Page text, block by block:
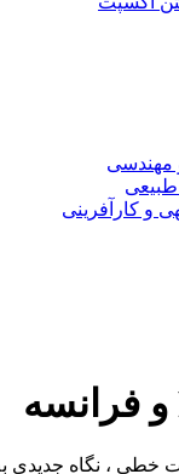
مهندسی
طبیعی
و کارآفرینی